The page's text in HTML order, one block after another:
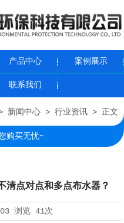
产品中心 案例展示
联系我们
新闻中心> 行业资讯> 正文
购买无忧~
清点对点和多点布水器？
浏览 41次